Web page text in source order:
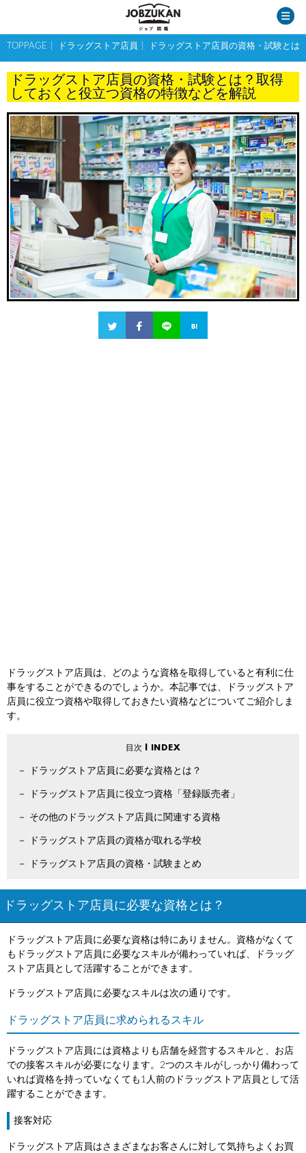
TOPPAGE ドラッグストア店員 ドラッグストア店員の資格・試験と
ドラッグストア店員の資格・試験とは？取得
しておくと役立つ資格の特徴などを解説
ドラッグストア店員は、どのような資格を取得していると有利に仕
事をすることができるのでしょうか。本記事では、ドラッグストア
店員に役立つ資格や取得しておきたい資格などについてご紹介しま
す。
ドラッグストア店員に必要な資格とは？
ドラッグストア店員に役立つ資格「登録販売者」
その他のドラッグストア店員に関連する資格
ドラッグストア店員の資格が取れる学校
ドラッグストア店員の資格・試験まとめ
ドラッグストア店員に必要な資格とは？
ドラッグストア店員に必要な資格は特にありません。資格がなくて
もドラッグストア店員に必要なスキルが備わっていれば、ドラッグ
ストア店員として活躍することができます。
ドラッグストア店員に必要なスキルは次の通りです。
ドラッグストア店員に求められるスキル
ドラッグストア店員には資格よりも店舗を経営するスキルと、お店
での接客スキルが必要になります。2つのスキルがしっかり備わって
いれば資格を持っていなくても1人前のドラッグストア店員として活
躍することができます。
接客対応
ドラッグストア店員はさまざまなお客さんに対して気持ちよくお買